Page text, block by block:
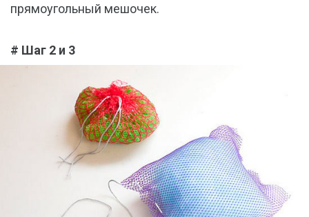
прямоугольный мешочек.
# Шаг 2 и 3